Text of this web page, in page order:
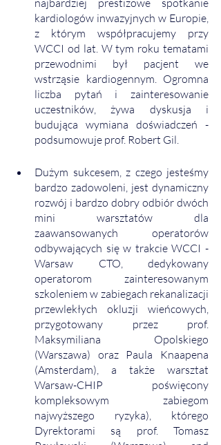
najbardziej prestiżowe spotkanie
kardiologów inwazyjnych w Europie,
z którym współpracujemy przy
WCCI od lat. W tym roku tematami
przewodnimi był pacjent we
wstrząsie kardiogennym. Ogromna
liczba pytań i zainteresowanie
uczestników, żywa dyskusja i
budująca wymiana doświadczeń -
podsumowuje prof. Robert Gil.
Dużym sukcesem, z czego jesteśmy
bardzo zadowoleni, jest dynamiczny
rozwój i bardzo dobry odbiór dwóch
mini warsztatów dla
zaawansowanych operatorów
odbywających się w trakcie WCCI -
Warsaw CTO, dedykowany
operatorom zainteresowanym
szkoleniem w zabiegach rekanalizacji
przewlekłych okluzji wieńcowych,
przygotowany przez prof.
Maksymiliana Opolskiego
(Warszawa) oraz Paula Knaapena
(Amsterdam), a także warsztat
Warsaw-CHIP poświęcony
kompleksowym zabiegom
najwyższego ryzyka), którego
Dyrektorami są prof. Tomasz